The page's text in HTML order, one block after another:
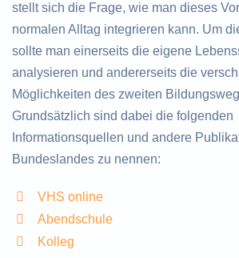
stellt sich die Frage, wie man dieses
normalen Alltag integrieren kann. Um
sollte man einerseits die eigene
analysieren und andererseits die
Möglichkeiten des zweiten
Grundsätzlich sind dabei die folgenden
Informationsquellen und andere
Bundeslandes zu nennen:
VHS online
Abendschule
Kolleg